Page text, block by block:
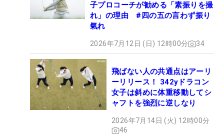
子プロコーチが勧める「素振りを撮
れ」の理由 #四の五の言わず振り
氣れ
2026年7月12日 (日) 12時00分 34
飛ばない人の共通点はアーリ
ーリリース！ 342yドラコン
女子は斜めに体重移動してシ
ャフトを強烈に逆しなり
2026年7月14日 (火) 12時00分
46